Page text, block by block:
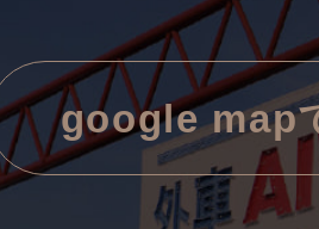
google map